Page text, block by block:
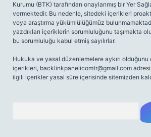
Kurumu (BTK) tarafından onaylanmış bir Yer
vermektedir. Bu nedenle, sitedeki içerikleri
veya araştırma yükümlülüğümüz
yazdıkları içeriklerin sorumluluğunu taşımakta
bu sorumluluğu kabul etmiş sayılırlar.
Hukuka ve yasal düzenlemelere aykırı olduğunu
içerikleri, backlinkpanelicomtr@gmail.com
ilgili içerikler yasal süre içerisinde sitemizden